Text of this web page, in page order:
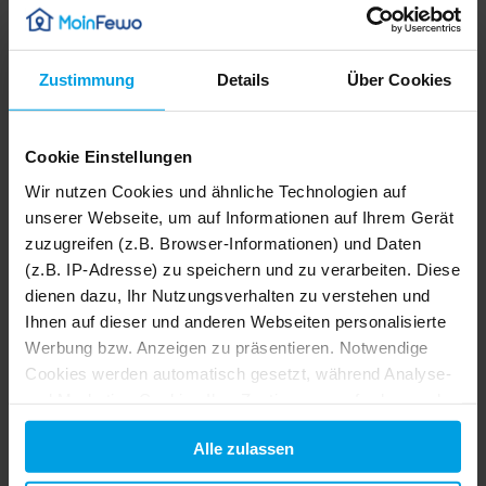
Zustimmung Details Über Cookies
Cookie Einstellungen
Wir nutzen Cookies und ähnliche Technologien auf
unserer Webseite, um auf Informationen auf Ihrem Gerät
zuzugreifen (z.B. Browser-Informationen) und Daten
(z.B. IP-Adresse) zu speichern und zu verarbeiten. Diese
dienen dazu, Ihr Nutzungsverhalten zu verstehen und
Ihnen auf dieser und anderen Webseiten personalisierte
Werbung bzw. Anzeigen zu präsentieren. Notwendige
Cookies werden automatisch gesetzt, während Analyse-
auch außerhalb der EU/EWR, z.B. in den USA,
verarbeitet werden, wo Ihre Daten nicht mit den gleichen
Datenschutzstandards geschützt sind wie in der EU.
Alle zulassen
45 m² Ferienwohnung 4 Pers.
Nordlicht - Nordlicht .1
Bremerhaven
0,0 km von Loxstedt
Details